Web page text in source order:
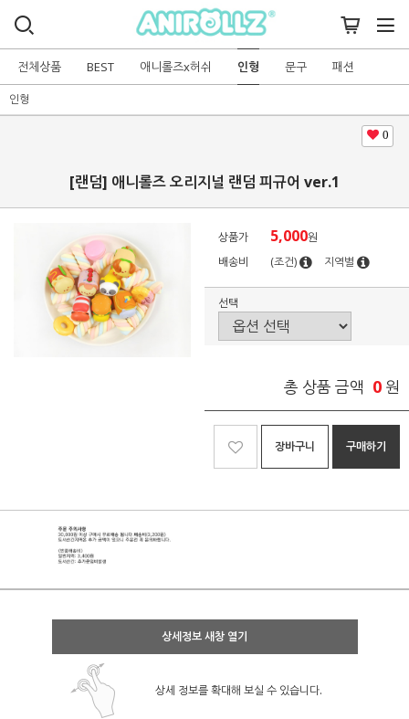
전체상품 BEST 애니롤즈x허쉬 인형 문구 패션
인형
0
[랜덤] 애니롤즈 오리지널 랜덤 피규어 ver.1
상품가 5,000원
배송비
(조건) 지역별
선택
총 상품 금액 0 원
장바구니 구매하기
상세정보 새창 열기
상세 정보를 확대해 보실 수 있습니다.